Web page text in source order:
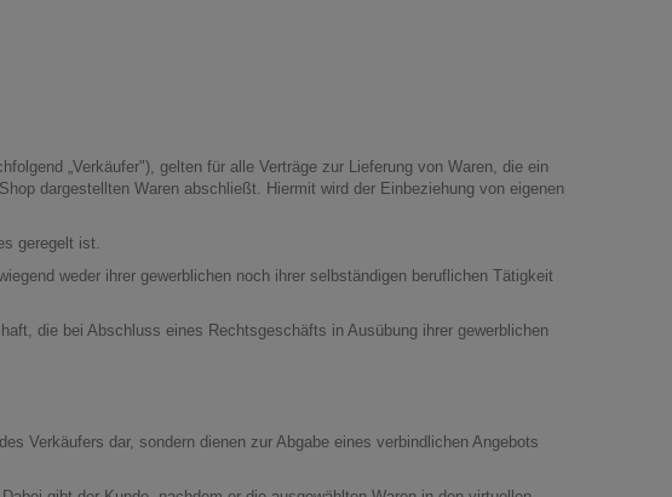
„Verkäufer"), gelten für alle Verträge zur Lieferung von Waren, die ein
dargestellten Waren abschließt. Hiermit wird der Einbeziehung von eigenen
geregelt ist.
weder ihrer gewerblichen noch ihrer selbständigen beruflichen Tätigkeit
die bei Abschluss eines Rechtsgeschäfts in Ausübung ihrer gewerblichen
Verkäufers dar, sondern dienen zur Abgabe eines verbindlichen Angebots